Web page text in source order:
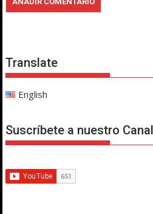
Translate
English
Suscríbete a nuestro